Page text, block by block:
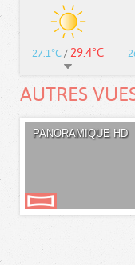
27.1°C / 29.4°C
AUTRES
PANORAMIQUE HD